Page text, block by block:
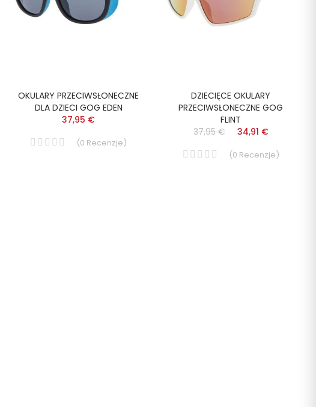
OKULARY PRZECIWSŁONECZNE
DLA DZIECI GOG EDEN
37,95 €
(0 Recenzje)
DZIECIĘCE OKULARY
PRZECIWSŁONECZNE GOG
FLINT
37,95 €
34,91 €
(0 Recenzje)